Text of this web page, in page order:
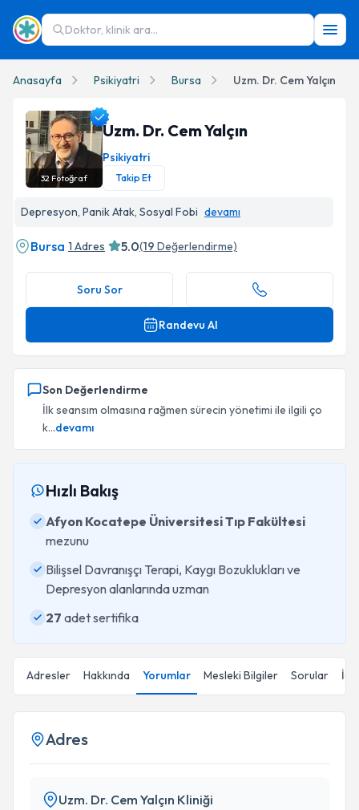
Doktor, klinik ara...
Anasayfa Psikiyatri Bursa Uzm. Dr. Cem Yalçın
32Fotoğraf
Uzm. Dr. Cem Yalçın
Psikiyatri
Takip Et
Depresyon, Panik Atak, Sosyal Fobi devamı
Bursa 1 Adres 5.0(19 Değerlendirme)
Soru Sor
Randevu Al
Son Değerlendirme
İlk seansım olmasına rağmen sürecin yönetimi ile ilgili ço
k...devamı
Hızlı Bakış
Afyon Kocatepe Üniversitesi Tıp Fakültesi
mezunu
Bilişsel Davranışçı Terapi, Kaygı Bozuklukları ve
Depresyon alanlarında uzman
27 adet sertifika
Adresler Hakkında Yorumlar Mesleki Bilgiler Sorular
Adres
Uzm. Dr. Cem Yalçın Kliniği